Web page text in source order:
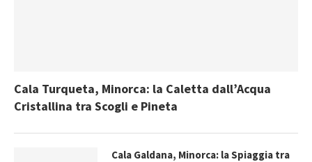
Cala Turqueta, Minorca: la Caletta dall’Acqua
Cristallina tra Scogli e Pineta
Cala Galdana, Minorca: la Spiaggia tra